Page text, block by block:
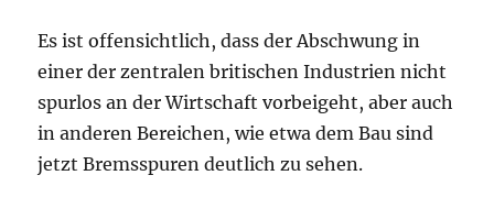
Es ist offensichtlich, dass der Abschwung in
einer der zentralen britischen Industrien nicht
spurlos an der Wirtschaft vorbeigeht, aber auch
in anderen Bereichen, wie etwa dem Bau sind
jetzt Bremsspuren deutlich zu sehen.